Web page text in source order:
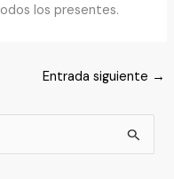
los presentes.
Entrada siguiente →